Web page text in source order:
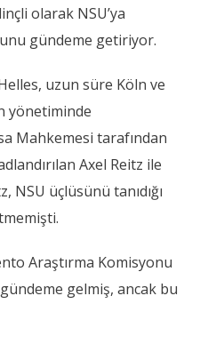
olarak NSU’ya
gündeme getiriyor.
uzun süre Köln ve
yönetiminde
Mahkemesi tarafından
Axel Reitz ile
NSU üçlüsünü tanıdığı
Araştırma Komisyonu
gelmiş, ancak bu